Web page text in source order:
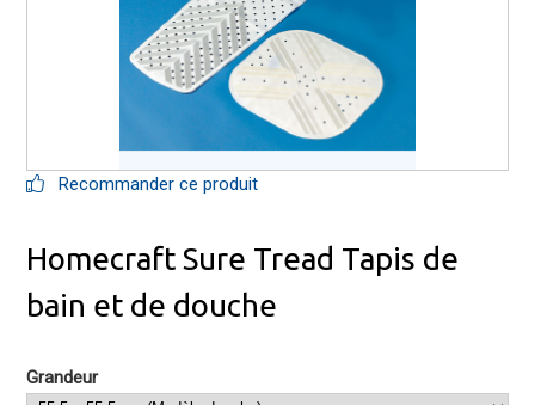
Recommander ce produit
Homecraft Sure Tread Tapis de
bain et de douche
Grandeur